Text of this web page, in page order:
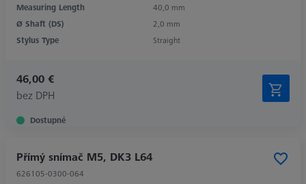
Measuring Length
40,0 mm
Ø Shaft (DS)
2,0 mm
Stylus Type
Straight
46,00 €
bez DPH
Dostupné
Přímý snímač M5, DK3 L64
626105-0300-064